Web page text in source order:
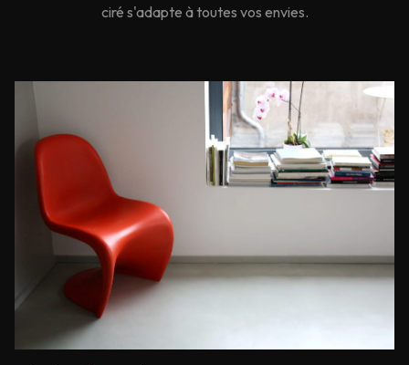
ciré s'adapte à toutes vos envies.